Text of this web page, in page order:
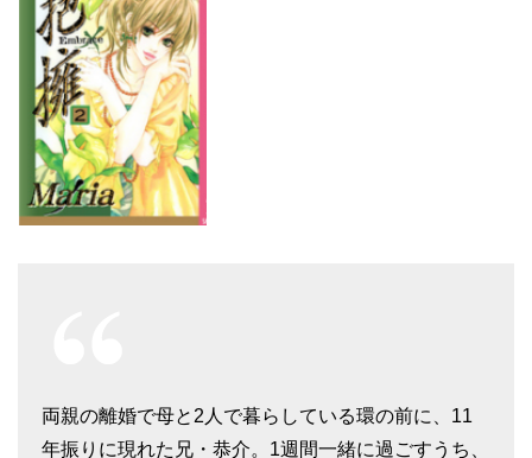
両親の離婚で母と2人で暮らしている環の前に、11
年振りに現れた兄・恭介。1週間一緒に過ごすうち、